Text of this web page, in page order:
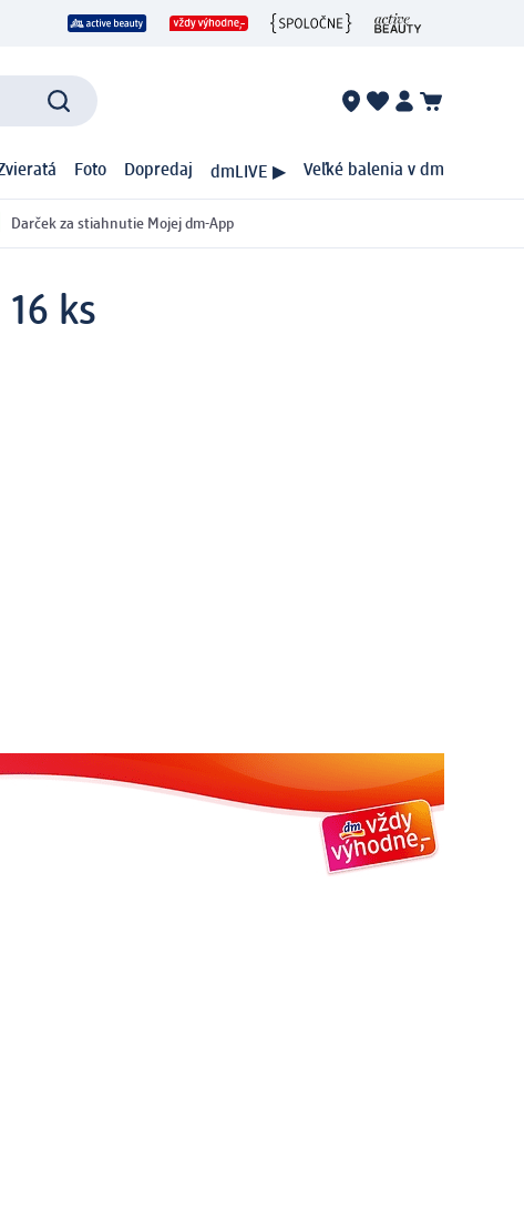
Foto Dopredaj dmLIVE ▶ Veľké balenia v dm
Darček za stiahnutie Mojej dm-App
ks